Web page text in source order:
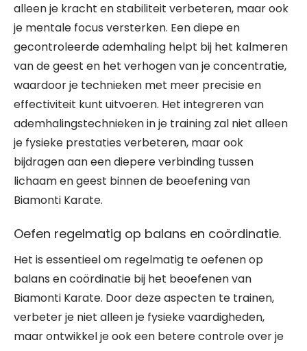
alleen je kracht en stabiliteit verbeteren, maar ook
je mentale focus versterken. Een diepe en
gecontroleerde ademhaling helpt bij het kalmeren
van de geest en het verhogen van je concentratie,
waardoor je technieken met meer precisie en
effectiviteit kunt uitvoeren. Het integreren van
ademhalingstechnieken in je training zal niet alleen
je fysieke prestaties verbeteren, maar ook
bijdragen aan een diepere verbinding tussen
lichaam en geest binnen de beoefening van
Biamonti Karate.
Oefen regelmatig op balans en coördinatie.
Het is essentieel om regelmatig te oefenen op
balans en coördinatie bij het beoefenen van
Biamonti Karate. Door deze aspecten te trainen,
verbeter je niet alleen je fysieke vaardigheden,
maar ontwikkel je ook een betere controle over je